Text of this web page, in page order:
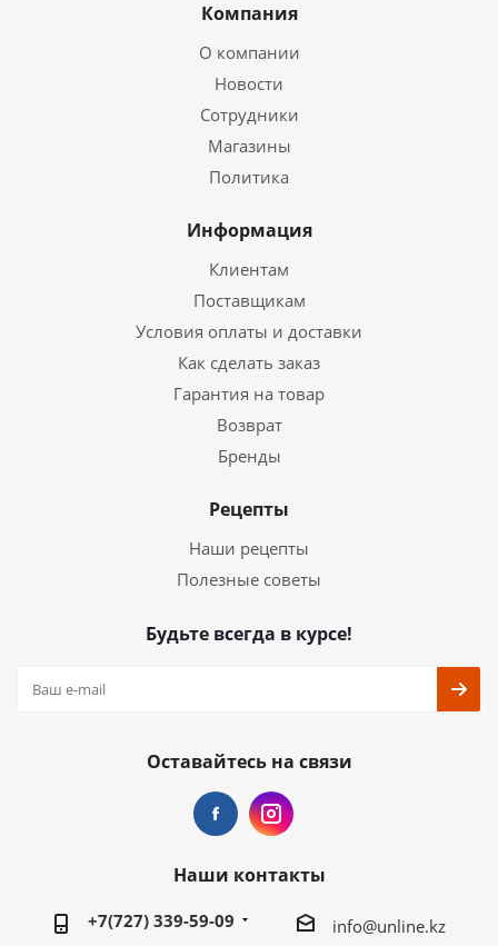
Компания
О компании
Новости
Сотрудники
Магазины
Политика
Информация
Клиентам
Поставщикам
Условия оплаты и доставки
Как сделать заказ
Гарантия на товар
Возврат
Бренды
Рецепты
Наши рецепты
Полезные советы
Будьте всегда в курсе!
Оставайтесь на связи
Наши контакты
+7(727) 339-59-09 info@unline.kz